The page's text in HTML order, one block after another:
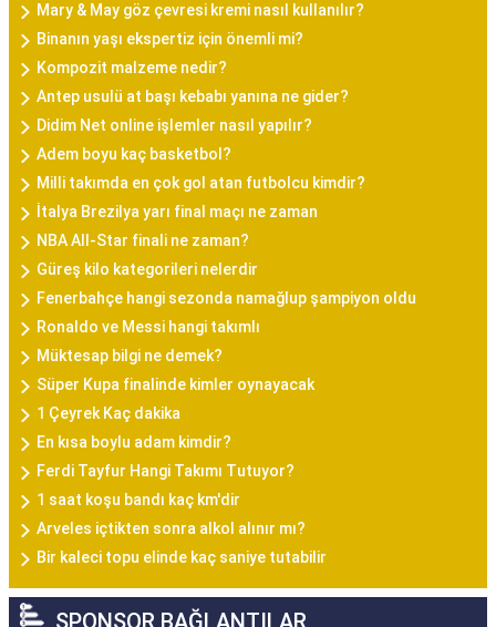
Mary & May göz çevresi kremi nasıl kullanılır?
Binanın yaşı ekspertiz için önemli mi?
Kompozit malzeme nedir?
Antep usulü at başı kebabı yanına ne gider?
Didim Net online işlemler nasıl yapılır?
Adem boyu kaç basketbol?
Milli takımda en çok gol atan futbolcu kimdir?
İtalya Brezilya yarı final maçı ne zaman
NBA All-Star finali ne zaman?
Güreş kilo kategorileri nelerdir
Fenerbahçe hangi sezonda namağlup şampiyon oldu
Ronaldo ve Messi hangi takımlı
Müktesap bilgi ne demek?
Süper Kupa finalinde kimler oynayacak
1 Çeyrek Kaç dakika
En kısa boylu adam kimdir?
Ferdi Tayfur Hangi Takımı Tutuyor?
1 saat koşu bandı kaç km'dir
Arveles içtikten sonra alkol alınır mı?
Bir kaleci topu elinde kaç saniye tutabilir
SPONSOR BAĞLANTILAR